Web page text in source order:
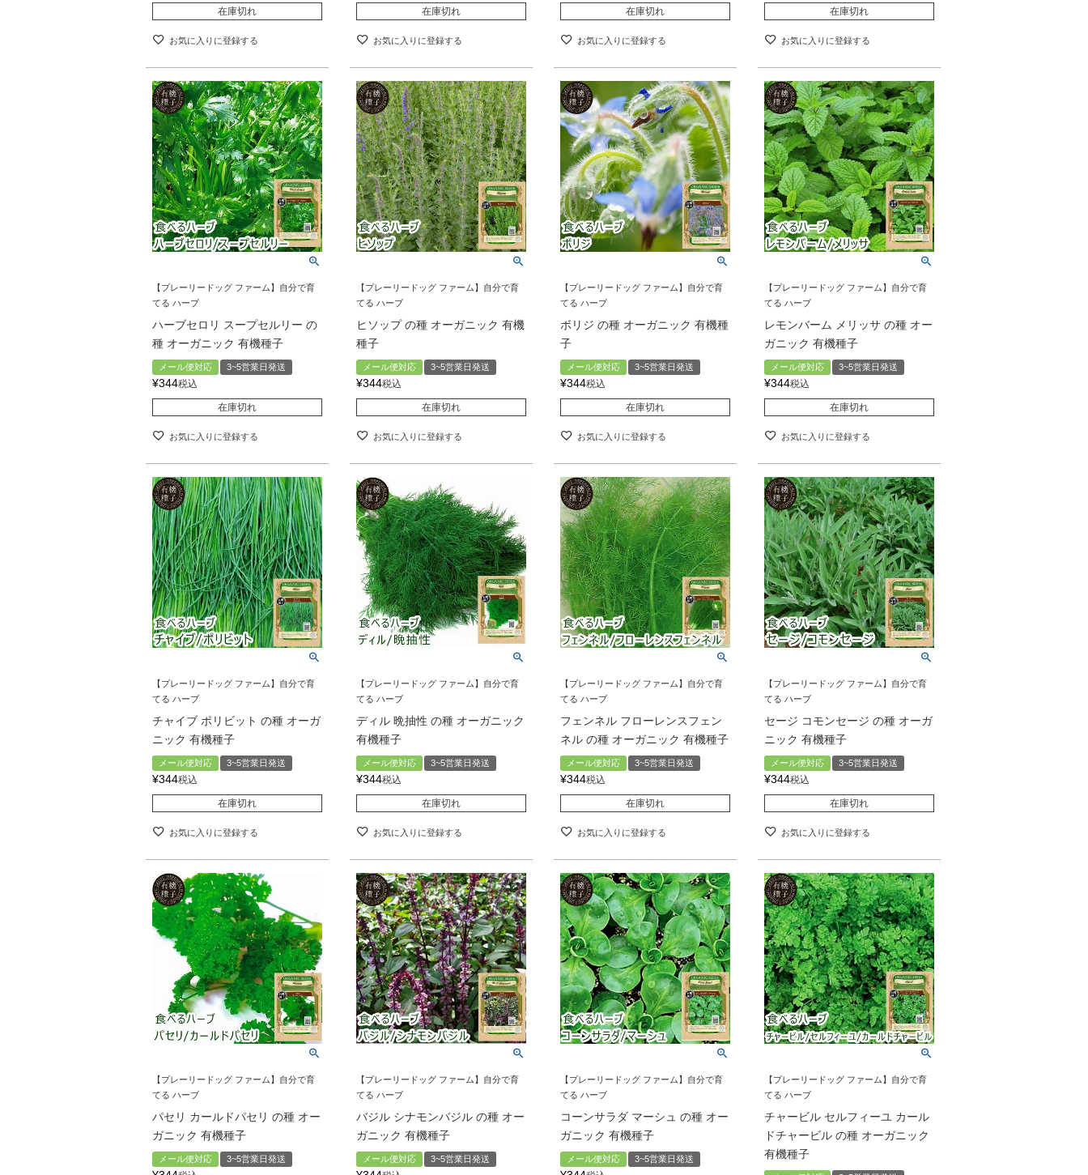
在庫切れ
お気に入りに登録する
在庫切れ
お気に入りに登録する
在庫切れ
お気に入りに登録する
在庫切れ
お気に入りに登録する
【プレーリードッグ ファーム】自分で育
てる ハーブ
ハーブセロリ スープセルリー の
種 オーガニック 有機種子
メール便対応 3~5営業日発送
¥344税込
在庫切れ
お気に入りに登録する
【プレーリードッグ ファーム】自分で育
てる ハーブ
ヒソップ の種 オーガニック 有機
種子
メール便対応 3~5営業日発送
¥344税込
在庫切れ
お気に入りに登録する
【プレーリードッグ ファーム】自分で育
てる ハーブ
ボリジ の種 オーガニック 有機種
子
メール便対応 3~5営業日発送
¥344税込
在庫切れ
お気に入りに登録する
【プレーリードッグ ファーム】自分で育
てる ハーブ
レモンバーム メリッサ の種 オー
ガニック 有機種子
メール便対応 3~5営業日発送
¥344税込
在庫切れ
お気に入りに登録する
【プレーリードッグ ファーム】自分で育
てる ハーブ
チャイブ ポリビット の種 オーガ
ニック 有機種子
メール便対応 3~5営業日発送
¥344税込
在庫切れ
お気に入りに登録する
【プレーリードッグ ファーム】自分で育
てる ハーブ
ディル 晩抽性 の種 オーガニック
有機種子
メール便対応 3~5営業日発送
¥344税込
在庫切れ
お気に入りに登録する
【プレーリードッグ ファーム】自分で育
てる ハーブ
フェンネル フローレンスフェン
ネル の種 オーガニック 有機種子
メール便対応 3~5営業日発送
¥344税込
在庫切れ
お気に入りに登録する
【プレーリードッグ ファーム】自分で育
てる ハーブ
セージ コモンセージ の種 オーガ
ニック 有機種子
メール便対応 3~5営業日発送
¥344税込
在庫切れ
お気に入りに登録する
【プレーリードッグ ファーム】自分で育
てる ハーブ
パセリ カールドパセリ の種 オー
ガニック 有機種子
メール便対応 3~5営業日発送
【プレーリードッグ ファーム】自分で育
てる ハーブ
バジル シナモンバジル の種 オー
ガニック 有機種子
メール便対応 3~5営業日発送
【プレーリードッグ ファーム】自分で育
てる ハーブ
コーンサラダ マーシュ の種 オー
ガニック 有機種子
メール便対応 3~5営業日発送
【プレーリードッグ ファーム】自分で育
てる ハーブ
チャービル セルフィーユ カール
ドチャービル の種 オーガニック
有機種子